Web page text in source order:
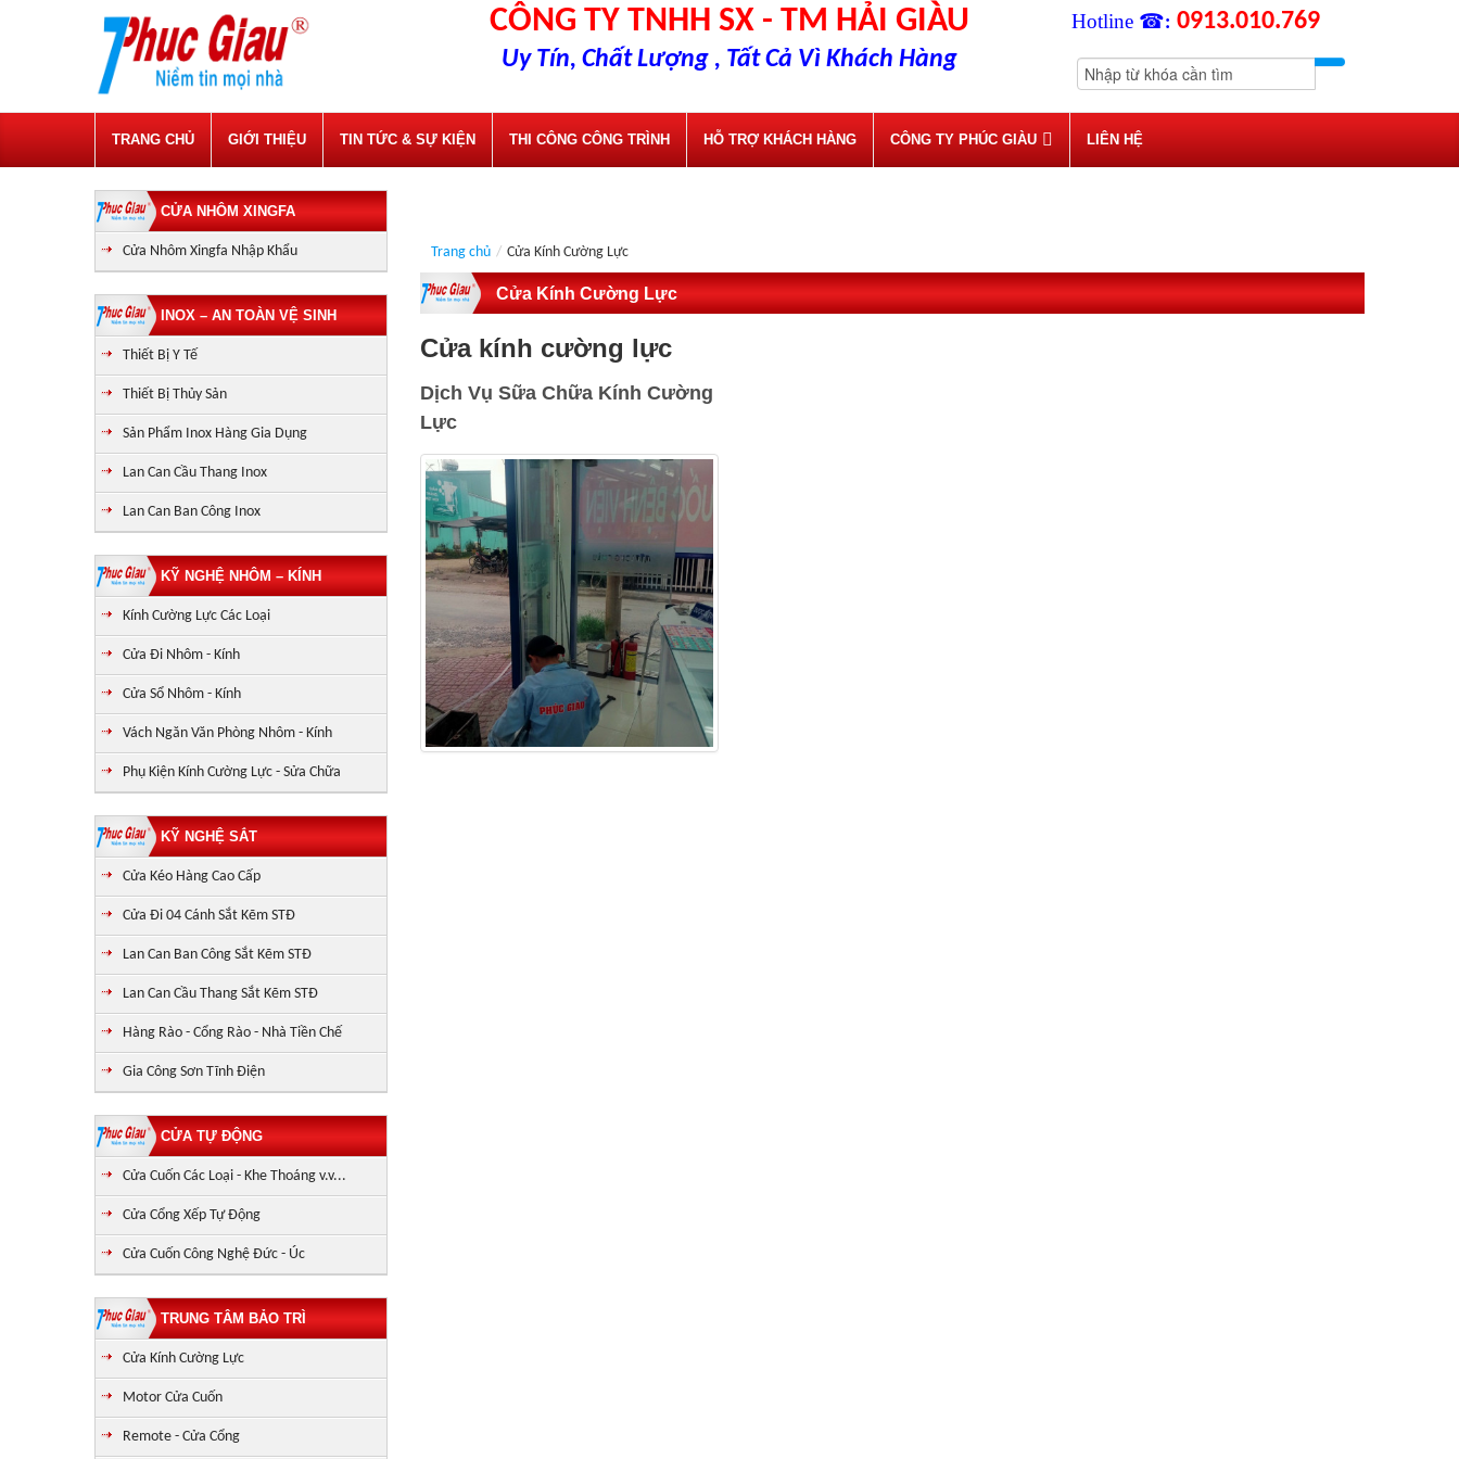
CÔNG TY TNHH SX - TM HẢI GIÀU
Uy Tín, Chất Lượng , Tất Cả Vì Khách Hàng
Hotline ☎: 0913.010.769
TRANG CHỦ GIỚI THIỆU TIN TỨC & SỰ KIỆN THI CÔNG CÔNG TRÌNH HỖ TRỢ KHÁCH HÀNG CÔNG TY PHÚC GIÀU LIÊN HỆ
CỬA NHÔM XINGFA
Cửa Nhôm Xingfa Nhập Khẩu
INOX – AN TOÀN VỆ SINH
Thiết Bị Y Tế
Thiết Bị Thủy Sản
Sản Phẩm Inox Hàng Gia Dụng
Lan Can Cầu Thang Inox
Lan Can Ban Công Inox
KỸ NGHỆ NHÔM – KÍNH
Kính Cường Lực Các Loại
Cửa Đi Nhôm - Kính
Cửa Sổ Nhôm - Kính
Vách Ngăn Văn Phòng Nhôm - Kính
Phụ Kiện Kính Cường Lực - Sửa Chữa
KỸ NGHỆ SẮT
Cửa Kéo Hàng Cao Cấp
Cửa Đi 04 Cánh Sắt Kẽm STĐ
Lan Can Ban Công Sắt Kẽm STĐ
Lan Can Cầu Thang Sắt Kẽm STĐ
Hàng Rào - Cổng Rào - Nhà Tiền Chế
Gia Công Sơn Tĩnh Điện
CỬA TỰ ĐỘNG
Cửa Cuốn Các Loại - Khe Thoáng v.v...
Cửa Cổng Xếp Tự Động
Cửa Cuốn Công Nghệ Đức - Úc
TRUNG TÂM BẢO TRÌ
Cửa Kính Cường Lực
Motor Cửa Cuốn
Remote - Cửa Cổng
Trang chủ / Cửa Kính Cường Lực
Cửa Kính Cường Lực
Cửa kính cường lực
Dịch Vụ Sữa Chữa Kính Cường
Lực